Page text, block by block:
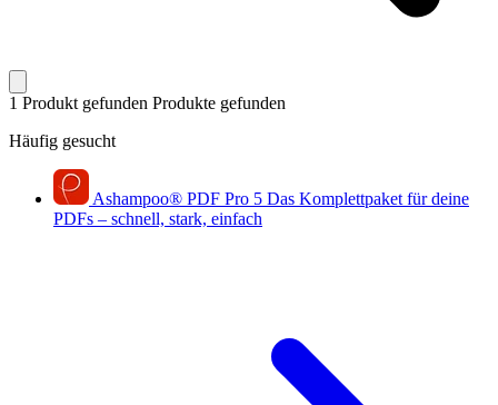
1 Produkt gefunden Produkte gefunden
Häufig gesucht
Ashampoo® PDF Pro 5 Das Komplettpaket für deine
PDFs – schnell, stark, einfach